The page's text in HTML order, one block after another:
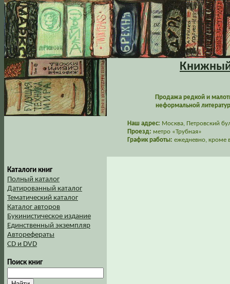
Книжный
Продажа редкой и
неформальной
Наш адрес: Москва, Петровский
Проезд: метро «Трубная»
График работы: ежедневно, кроме
Каталоги книг
Полный каталог
Датированный каталог
Тематический каталог
Каталог авторов
Букинистическое издание
Единственный экземпляр
Авторефераты
CD и DVD
Поиск книг